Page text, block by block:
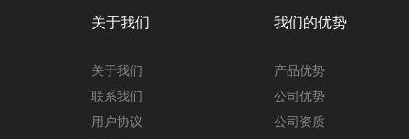
关于我们
关于我们
联系我们
用户协议
我们的优势
产品优势
公司优势
公司资质